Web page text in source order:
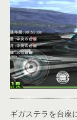
ギガステラを台座